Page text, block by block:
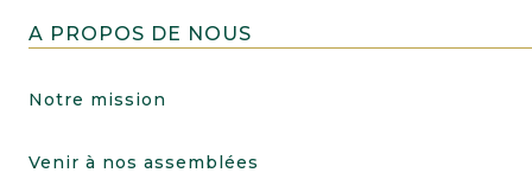
A PROPOS DE NOUS
Notre mission
Venir à nos assemblées